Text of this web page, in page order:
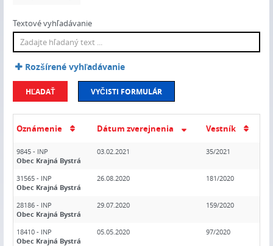
Textové vyhľadávanie
Rozšírené vyhľadávanie
HĽADAŤ VYČISTI FORMULÁR
Oznámenie Dátum zverejnenia Vestník
9845 - INP
Obec Krajná Bystrá
03.02.2021 35/2021
31565 - INP
Obec Krajná Bystrá
26.08.2020 181/2020
28186 - INP
Obec Krajná Bystrá
29.07.2020 159/2020
18410 - INP
Obec Krajná Bystrá
05.05.2020 97/2020